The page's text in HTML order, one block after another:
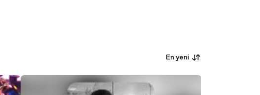
En yeni